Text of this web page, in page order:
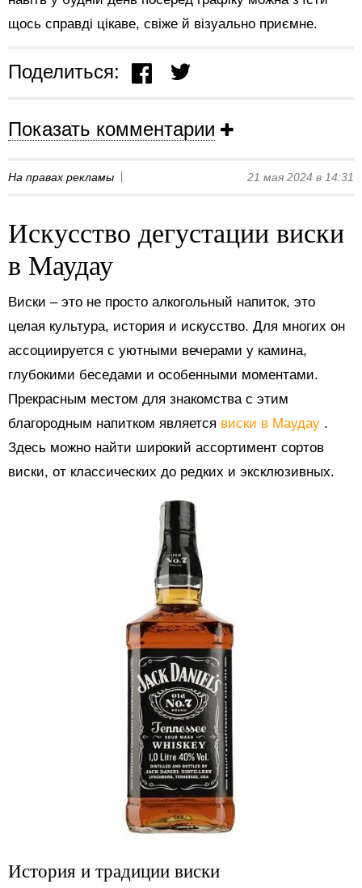
щось справді цікаве, свіже й візуально приємне.
Поделиться:
Показать комментарии
На правах рекламы 21 мая 2024 в 14:31
Искусство дегустации виски
в Маудау
Виски – это не просто алкогольный напиток, это
целая культура, история и искусство. Для многих он
ассоциируется с уютными вечерами у камина,
глубокими беседами и особенными моментами.
Прекрасным местом для знакомства с этим
благородным напитком является виски в Маудау .
Здесь можно найти широкий ассортимент сортов
виски, от классических до редких и эксклюзивных.
История и традиции виски